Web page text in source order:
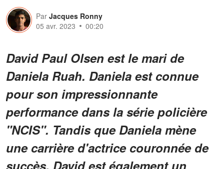
Par Jacques Ronny
05 avr. 2023
00:20
David Paul Olsen est le mari de
Daniela Ruah. Daniela est connue
pour son impressionnante
performance dans la série policière
"NCIS". Tandis que Daniela mène
une carrière d'actrice couronnée de
succès, David est également un